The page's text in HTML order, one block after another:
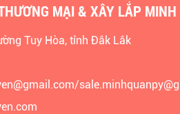
MẠI & XÂY LẮP
Tuy Hòa, tỉnh Đắk Lắk